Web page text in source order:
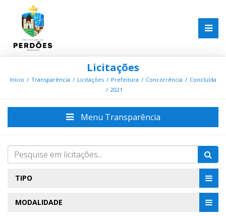
Licitações
Início Transparência Licitações Prefeitura Concorrência
Concluída
2021
Menu Transparência
TIPO
MODALIDADE